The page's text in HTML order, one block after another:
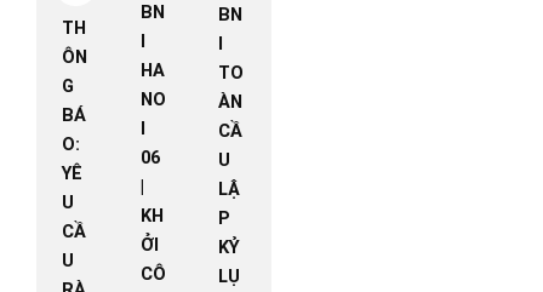
TH
ÔN
G
BÁ
O:
YÊ
U
CẦ
U
BN
I
HA
NO
I
06
|
KH
ỞI
CÔ
BN
I
TO
ÀN
CẦ
U
LẬ
P
KỶ
LỤ